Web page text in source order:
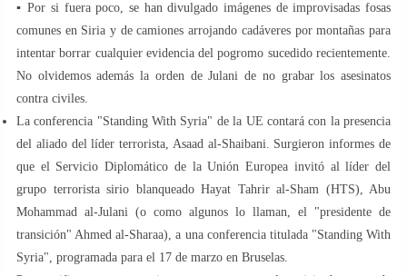
▪️ Por si fuera poco, se han divulgado imágenes de improvisadas fosas
comunes en Siria y de camiones arrojando cadáveres por montañas para
intentar borrar cualquier evidencia del pogromo sucedido recientemente.
No olvidemos además la orden de Julani de no grabar los asesinatos
contra civiles.
La conferencia "Standing With Syria" de la UE contará con la presencia
del aliado del líder terrorista, Asaad al-Shaibani. Surgieron informes de
que el Servicio Diplomático de la Unión Europea invitó al líder del
grupo terrorista sirio blanqueado Hayat Tahrir al-Sham (HTS), Abu
Mohammad al-Julani (o como algunos lo llaman, el "presidente de
transición" Ahmed al-Sharaa), a una conferencia titulada "Standing With
Syria", programada para el 17 de marzo en Bruselas.